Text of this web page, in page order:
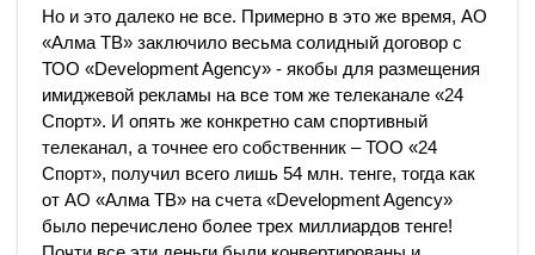
Но и это далеко не все. Примерно в это же время, АО
«Алма ТВ» заключило весьма солидный договор с
ТОО «Development Agency» - якобы для размещения
имиджевой рекламы на все том же телеканале «24
Спорт». И опять же конкретно сам спортивный
телеканал, а точнее его собственник – ТОО «24
Спорт», получил всего лишь 54 млн. тенге, тогда как
от АО «Алма ТВ» на счета «Development Agency»
было перечислено более трех миллиардов тенге!